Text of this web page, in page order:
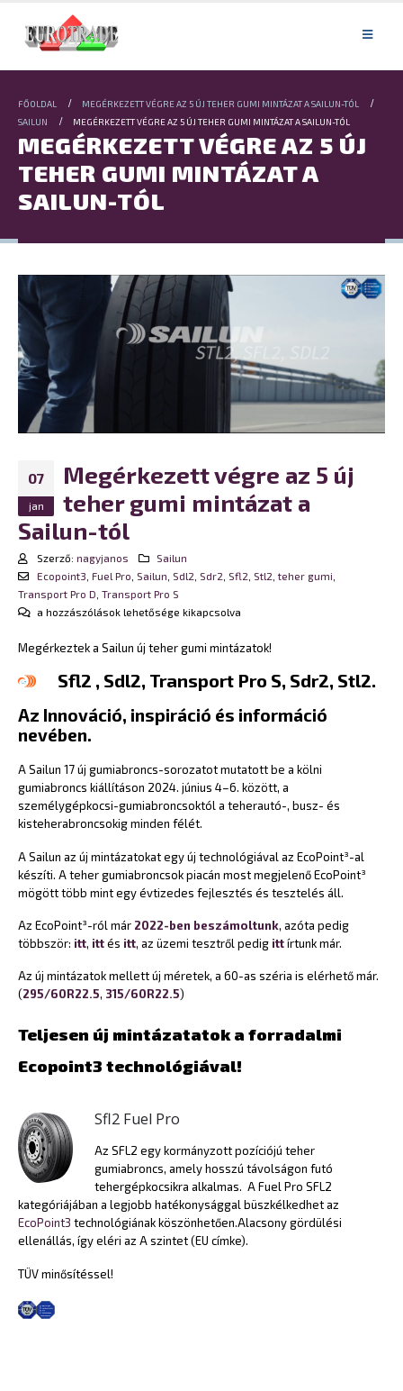
FŐOLDAL
MEGÉRKEZETT VÉGRE AZ 5 ÚJ TEHER GUMI MINTÁZAT A SAILUN-TÓL
SAILUN
MEGÉRKEZETT VÉGRE AZ 5 ÚJ TEHER GUMI MINTÁZAT A SAILUN-TÓL
MEGÉRKEZETT VÉGRE AZ 5 ÚJ
TEHER GUMI MINTÁZAT A
SAILUN-TÓL
07
jan
Megérkezett végre az 5 új
teher gumi mintázat a
Sailun-tól
Szerző: nagyjanos
Sailun
Ecopoint3 Fuel Pro Sailun Sdl2 Sdr2 Sfl2 Stl2 ,teher gumi
Transport Pro D Transport Pro S
Megérkezett
az
új
gumi
mintázat
Sailun-
tól
bejegyzéshez
a hozzászólások lehetősége kikapcsolva
Megérkeztek a Sailun új teher gumi mintázatok!
Sfl2 , Sdl2, Transport Pro S, Sdr2, Stl2.
Az Innováció, inspiráció és információ
nevében.
A Sailun 17 új gumiabroncs-sorozatot mutatott be a kölni
gumiabroncs kiállításon 2024. június 4–6. között, a
személygépkocsi-gumiabroncsoktól a teherautó-, busz- és
kisteherabroncsokig minden félét.
A Sailun az új mintázatokat egy új technológiával az EcoPoint³-al
készíti. A teher gumiabroncsok piacán most megjelenő EcoPoint³
mögött több mint egy évtizedes fejlesztés és tesztelés áll.
Az EcoPoint³-ról már 2022-ben beszámoltunk, azóta pedig
többször: itt, ittés itt, az üzemi tesztről pedig ittírtunk már.
Az új mintázatok mellett új méretek, a 60-as széria is elérhető már.
(295/60R22.5, 315/60R22.5)
Teljesen új mintázatatok a forradalmi
Ecopoint3 technológiával!
Sfl2 Fuel Pro
Az SFL2 egy kormányzott pozíciójú teher
gumiabroncs, amely hosszú távolságon futó
tehergépkocsikra alkalmas. A Fuel Pro SFL2
kategóriájában a legjobb hatékonysággal büszkélkedhet az
EcoPoint3 technológiának köszönhetően.Alacsony gördülési
ellenállás, így eléri az A szintet (EU címke).
TÜV minősítéssel!